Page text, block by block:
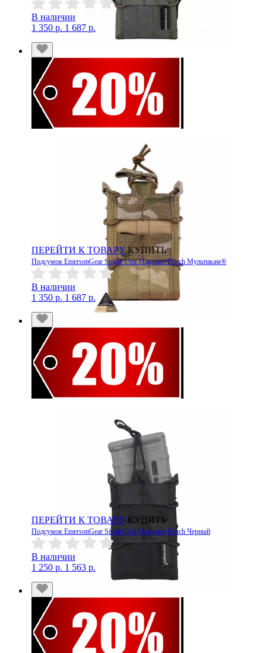
В наличии
1 350 р. 1 687 р.
ПЕРЕЙТИ К ТОВАРУ КУПИТЬ
Подсумок EmersonGear Single Unit Magazine Pouch Мультикам®
В наличии
1 350 р. 1 687 р.
ПЕРЕЙТИ К ТОВАРУ КУПИТЬ
Подсумок EmersonGear Single Unit Magazine Pouch Черный
В наличии
1 250 р. 1 563 р.